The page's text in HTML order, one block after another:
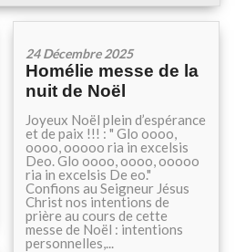
24 Décembre 2025
Homélie messe de la
nuit de Noël
Joyeux Noël plein d’espérance
et de paix !!! : " Glo oooo,
oooo, ooooo ria in excelsis
Deo. Glo oooo, oooo, ooooo
ria in excelsis De eo."
Confions au Seigneur Jésus
Christ nos intentions de
prière au cours de cette
messe de Noël : intentions
personnelles,...